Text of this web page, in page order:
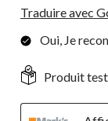
Traduire avec
Oui, Je
Produit